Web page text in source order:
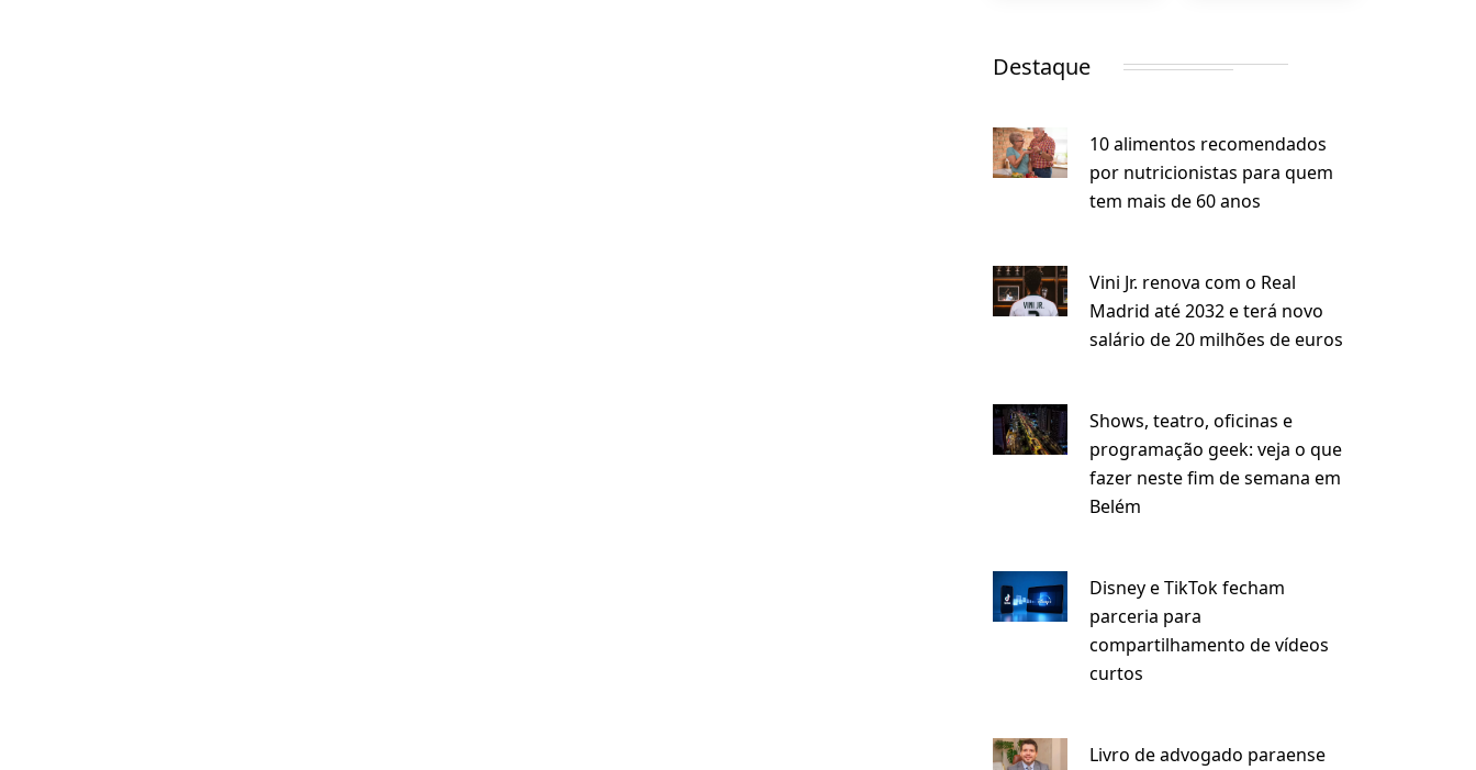
Destaque
10 alimentos recomendados
por nutricionistas para quem
tem mais de 60 anos
Vini Jr. renova com o Real
Madrid até 2032 e terá novo
salário de 20 milhões de euros
Shows, teatro, oficinas e
programação geek: veja o que
fazer neste fim de semana em
Belém
Disney e TikTok fecham
parceria para
compartilhamento de vídeos
curtos
Livro de advogado paraense